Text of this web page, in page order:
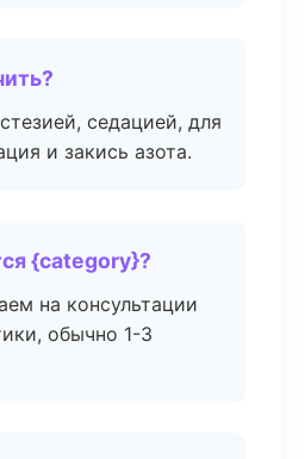
седацией, для
и закись азота.
{category}?
на консультации
обычно 1-3